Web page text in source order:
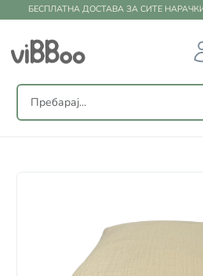
БЕСПЛАТНА ДОСТАВА ЗА СИТЕ